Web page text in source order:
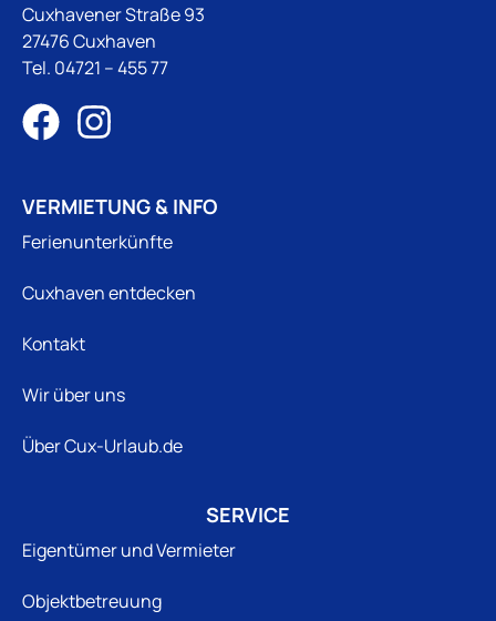
Cuxhavener Straße 93
27476 Cuxhaven
Tel. 04721 – 455 77
VERMIETUNG & INFO
Ferienunterkünfte
Cuxhaven entdecken
Kontakt
Wir über uns
Über Cux-Urlaub.de
SERVICE
Eigentümer und Vermieter
Objektbetreuung